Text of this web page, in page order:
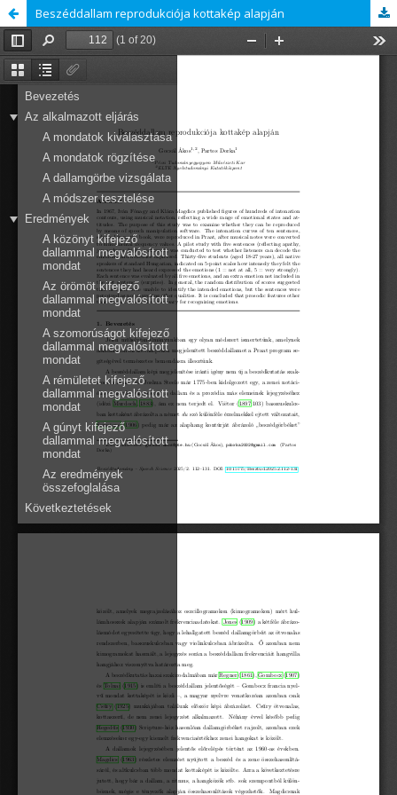
Beszéddallam reprodukciója kottakép alapján